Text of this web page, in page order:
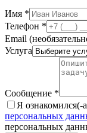
Имя *
Телефон *
Email
Услуга
Сообщение *
Я ознакомился(-
персональных
персональных